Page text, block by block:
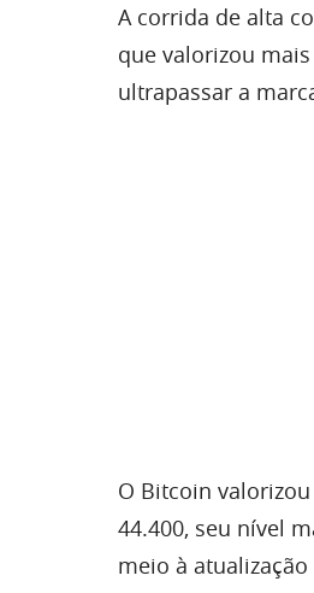
A corrida de alta
que valorizou
ultrapassar a
O Bitcoin
44.400, seu nível
meio à